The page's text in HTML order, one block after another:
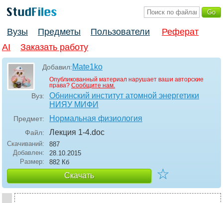
Вузы Предметы Пользователи
Реферат
AI
Заказать работу
Добавил:Mate1ko
Опубликованный материал нарушает ваши авторские
права? Сообщите нам.
Вуз:
Обнинский институт атомной энергетики
НИЯУ МИФИ
Предмет: Нормальная физиология
Файл: Лекция 1-4.doc
Скачиваний:
887
Добавлен:
28.10.2015
Размер:
882 Кб
Скачать ☆